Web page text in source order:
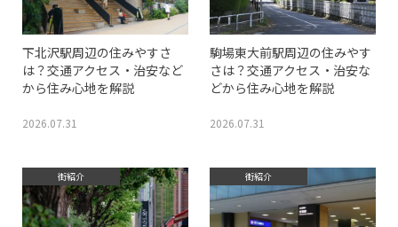
下北沢駅周辺の住みやすさ
は？交通アクセス・治安など
から住み心地を解説
2026.07.31
駒場東大前駅周辺の住みやす
さは？交通アクセス・治安な
どから住み心地を解説
2026.07.31
街紹介 街紹介